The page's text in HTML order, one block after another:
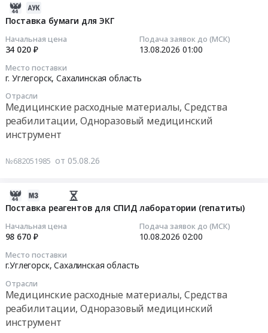
Поставка бумаги для ЭКГ
Начальная цена
34 020 ₽
Подача заявок до (МСК)
13.08.2026 01:00
Место поставки
г. Углегорск,Сахалинская область
Отрасли
Медицинские расходные материалы, Средства
реабилитации, Одноразовый медицинский
инструмент
№682051985 от 05.08.26
Поставка реагентов для СПИД лаборатории (гепатиты)
Начальная цена
98 670 ₽
Подача заявок до (МСК)
10.08.2026 02:00
Место поставки
г.Углегорск,Сахалинская область
Отрасли
Медицинские расходные материалы, Средства
реабилитации, Одноразовый медицинский
инструмент